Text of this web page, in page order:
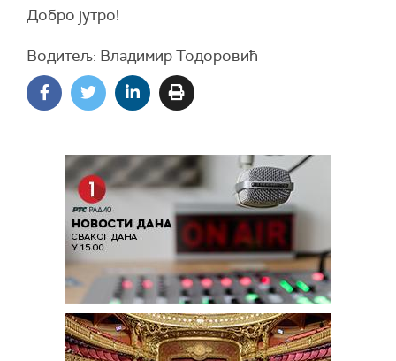
Добро јутро!
Водитељ: Владимир Тодоровић